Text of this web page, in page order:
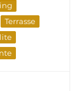
Terrasse